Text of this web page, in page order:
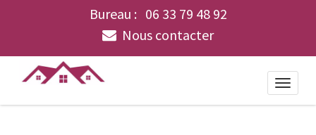
Bureau : 06 33 79 48 92
Nous contacter
Toggle